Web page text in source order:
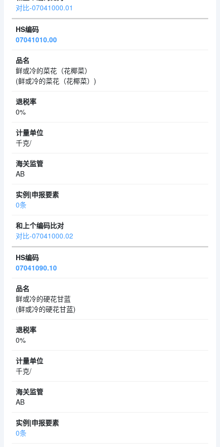
对比-07041000.01
07041010.00
鲜或冷的菜花（花椰菜）
(鲜或冷的菜花（花椰菜）)
0%
千克/
AB
0条
对比-07041000.02
07041090.10
鲜或冷的硬花甘蓝
(鲜或冷的硬花甘蓝)
0%
千克/
AB
0条